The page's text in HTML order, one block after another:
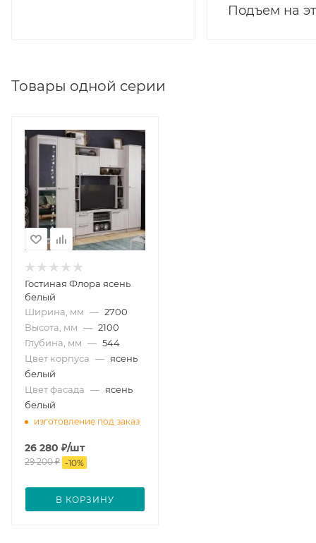
Подъем на
Товары одной серии
Гостиная Флора ясень
белый
Ширина, мм — 2700
Высота, мм — 2100
Глубина, мм — 544
Цвет корпуса — ясень
белый
Цвет фасада — ясень
белый
изготовление под заказ
26 280 ₽/шт
29 200₽ -10%
В КОРЗИНУ